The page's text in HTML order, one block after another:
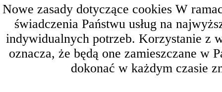
Nowe zasady dotyczące cookies W
świadczenia Państwu usług na
indywidualnych potrzeb. Korzystanie z
oznacza, że będą one zamieszczane w
dokonać w każdym czasie